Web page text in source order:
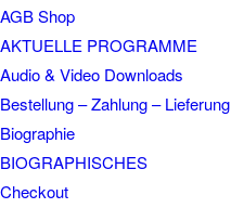
AGB Shop
AKTUELLE PROGRAMME
Audio & Video Downloads
Bestellung – Zahlung – Lieferung
Biographie
BIOGRAPHISCHES
Checkout